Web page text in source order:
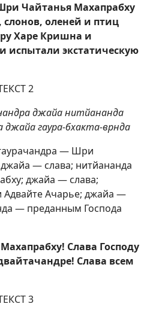
Чайтанья Махапрабху
слонов, оленей и птиц
Харе Кришна и
испытали экстатическую
2
джайа нитйананда
гаура-бхакта-врнда
— Шри
— слава; нитйананда
джайа — слава;
Ачарье; джайа —
— преданным Господа
Слава Господу
Слава всем
3